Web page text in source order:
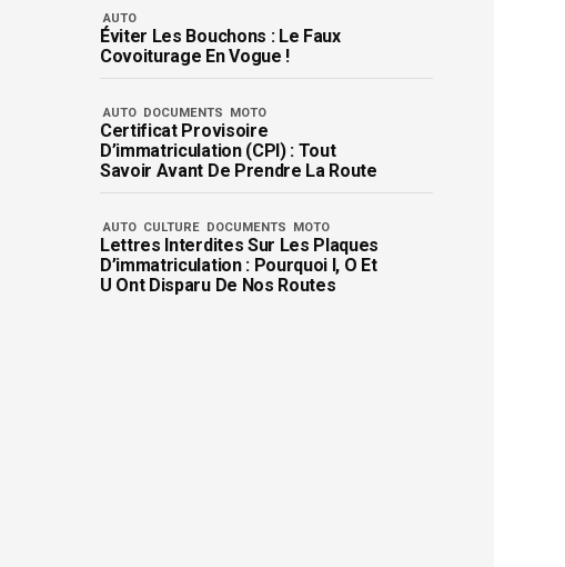
AUTO
Éviter Les Bouchons : Le Faux
Covoiturage En Vogue !
AUTO DOCUMENTS MOTO
Certificat Provisoire
D’immatriculation (CPI) : Tout
Savoir Avant De Prendre La Route
AUTO CULTURE DOCUMENTS MOTO
Lettres Interdites Sur Les Plaques
D’immatriculation : Pourquoi I, O Et
U Ont Disparu De Nos Routes